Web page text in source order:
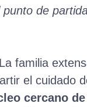
de
familia
el cuidado
cercano